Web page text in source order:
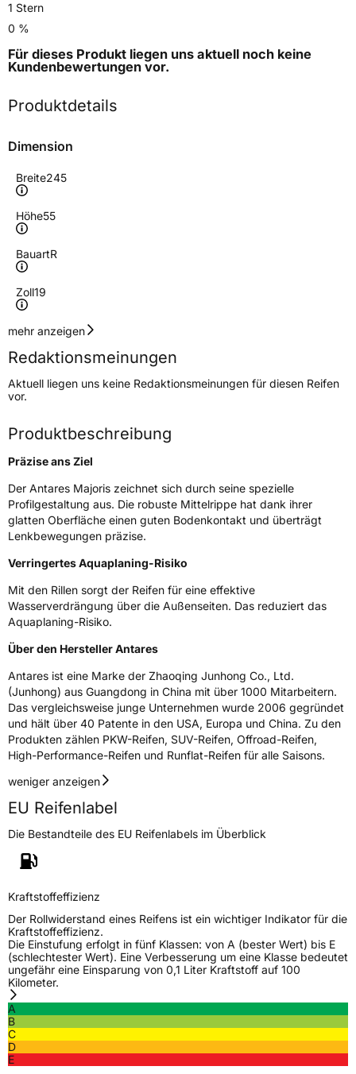
1 Stern
0 %
Für dieses Produkt liegen uns aktuell noch keine
Kundenbewertungen vor.
Produktdetails
Dimension
Breite245
Höhe55
BauartR
Zoll19
Geschwindigkeitsindex
Höchstgeschwindigkeit
210 km/h
Lastindex103
Höchstlast875 kg
Generelle Merkmale
FahrzeugtypSUV
VerwendungSommerreifen
ModellnameMajoris R1
FahrzeugartPKW & SUV
Weitere Eigenschaften
SchlauchtypTL
ZustandNeureifen
EU Label
EffizienzC
Nasshaftung C
Rollgeräusch (Klasse)B
FahrzeugklasseC1
3PMSF / Schneeflockensymbol / Alpine-Symbol Nein
EPREL ID1343195
Allgemeine Produktsicherheit (GPSR)
HerstellerkontaktDelta Geländesport und Zubehör Handels-
GmbH, Dorfstrasse 20 Deutschland,
info@delta4x4.com
mehr anzeigen
Redaktionsmeinungen
Aktuell liegen uns keine Redaktionsmeinungen für diesen Reifen
vor.
Produktbeschreibung
Präzise ans Ziel
Der Antares Majoris zeichnet sich durch seine spezielle
Profilgestaltung aus. Die robuste Mittelrippe hat dank ihrer
glatten Oberfläche einen guten Bodenkontakt und überträgt
Lenkbewegungen präzise.
Verringertes Aquaplaning-Risiko
Mit den Rillen sorgt der Reifen für eine effektive
Wasserverdrängung über die Außenseiten. Das reduziert das
Aquaplaning-Risiko.
Über den Hersteller Antares
Antares ist eine Marke der Zhaoqing Junhong Co., Ltd.
(Junhong) aus Guangdong in China mit über 1000 Mitarbeitern.
Das vergleichsweise junge Unternehmen wurde 2006 gegründet
und hält über 40 Patente in den USA, Europa und China. Zu den
Produkten zählen PKW-Reifen, SUV-Reifen, Offroad-Reifen,
High-Performance-Reifen und Runflat-Reifen für alle Saisons.
weniger anzeigen
EU Reifenlabel
Die Bestandteile des EU Reifenlabels im Überblick
Kraftstoffeffizienz
Der Rollwiderstand eines Reifens ist ein wichtiger Indikator für die
Kraftstoffeffizienz.
Die Einstufung erfolgt in fünf Klassen: von A (bester Wert) bis E
(schlechtester Wert). Eine Verbesserung um eine Klasse bedeutet
ungefähr eine Einsparung von 0,1 Liter Kraftstoff auf 100
Kilometer.
A
B
C
D
E